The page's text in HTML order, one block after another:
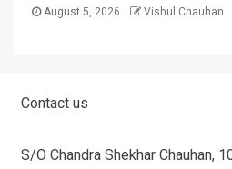
August 5, 2026 Vishul Chauhan
Contact us
S/O Chandra Shekhar Chauhan,